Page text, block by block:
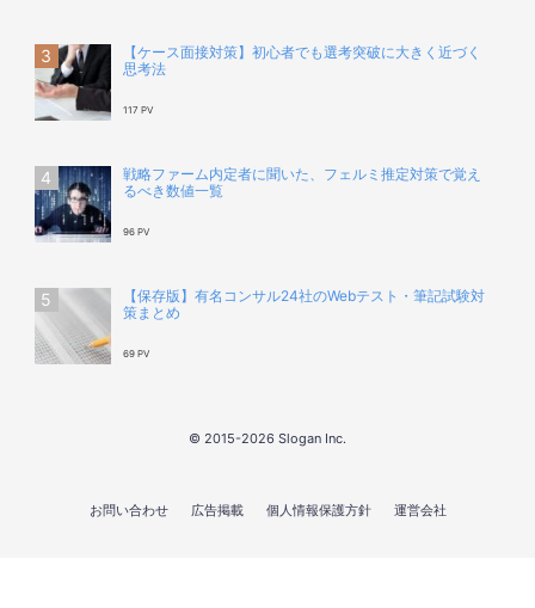
【ケース面接対策】初心者でも選考突破に大きく近づく
思考法
117 PV
戦略ファーム内定者に聞いた、フェルミ推定対策で覚え
るべき数値一覧
96 PV
【保存版】有名コンサル24社のWebテスト・筆記試験対
策まとめ
69 PV
© 2015-2026 Slogan Inc.
お問い合わせ 広告掲載 個人情報保護方針 運営会社